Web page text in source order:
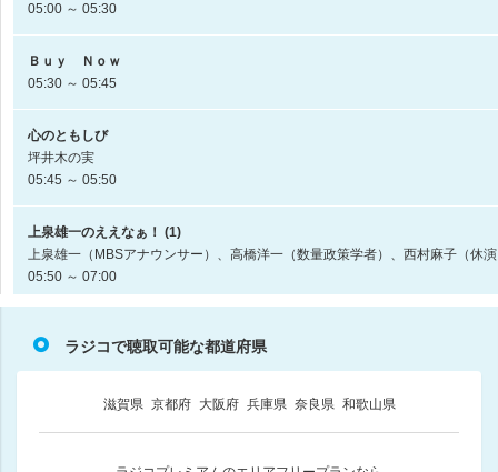
05:00 ～ 05:30
Ｂｕｙ Ｎｏｗ
05:30 ～ 05:45
心のともしび
坪井木の実
05:45 ～ 05:50
上泉雄一のええなぁ！ (1)
上泉雄一（MBSアナウンサー）、高橋洋一（数量政策学者）、西村麻子（休
05:50 ～ 07:00
上泉雄一（MBSアナウンサー）、高橋洋一（数量政策学者）、西村麻子（
07:00 ～ 08:00
ラジコで聴取可能な都道府県
滋賀県 京都府 大阪府 兵庫県 奈良県 和歌山県